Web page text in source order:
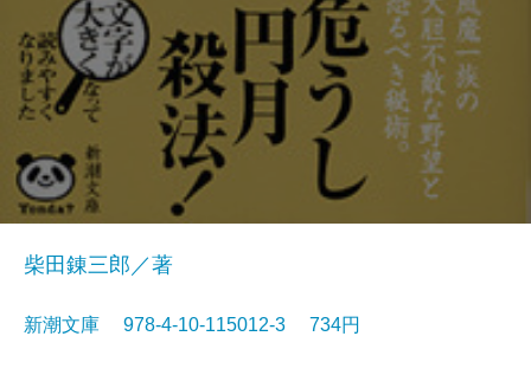
柴田錬三郎／著
新潮文庫 978-4-10-115012-3 734円